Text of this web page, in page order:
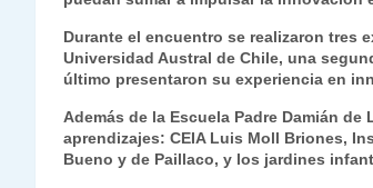
Durante el encuentro se realizaron tres
Universidad Austral de Chile, una
último presentaron su experiencia en
Además de la Escuela Padre Damián
aprendizajes: CEIA Luis Moll Briones,
Bueno y de Paillaco, y los jardines